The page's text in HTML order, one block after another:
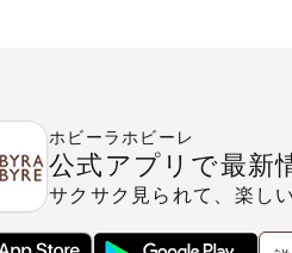
ホビーラホビーレ
公式アプリで最新
サクサク見られて、楽し